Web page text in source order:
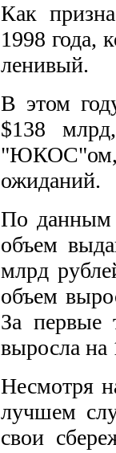
Как
1998 года,
ленивый.
В этом
$138
"ЮКОС"ом,
ожиданий.
По данным
объем
млрд
объем
За первые
выросла на
Несмотря
лучшем
свои